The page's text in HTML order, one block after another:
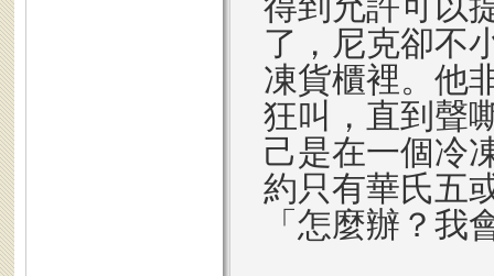
了，尼克卻不
凍貨櫃裡。他
狂叫，直到聲
己是在一個冷
約只有華氏五
「怎麼辦？我